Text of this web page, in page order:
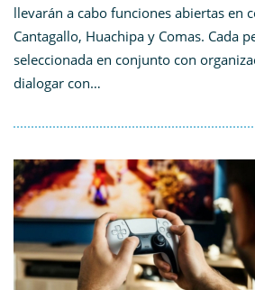
llevarán a cabo funciones abiertas en
Cantagallo, Huachipa y Comas. Cada
seleccionada en conjunto con
dialogar con…